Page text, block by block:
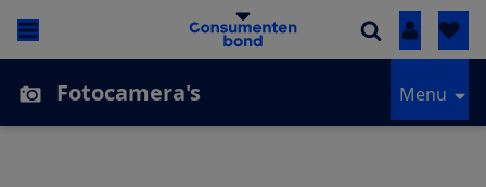
Inloggen
Fotocamera's Menu